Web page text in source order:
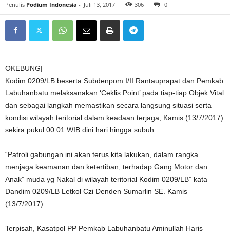
Penulis Podium Indonesia - Juli 13, 2017 306 0
OKEBUNG|
Kodim 0209/LB beserta Subdenpom I/II Rantauprapat dan Pemkab
Labuhanbatu melaksanakan ‘Ceklis Point’ pada tiap-tiap Objek Vital
dan sebagai langkah memastikan secara langsung situasi serta
kondisi wilayah teritorial dalam keadaan terjaga, Kamis (13/7/2017)
sekira pukul 00.01 WIB dini hari hingga subuh.
“Patroli gabungan ini akan terus kita lakukan, dalam rangka
menjaga keamanan dan ketertiban, terhadap Gang Motor dan
Anak” muda yg Nakal di wilayah teritorial Kodim 0209/LB” kata
Dandim 0209/LB Letkol Czi Denden Sumarlin SE. Kamis
(13/7/2017).
Terpisah, Kasatpol PP Pemkab Labuhanbatu Aminullah Haris